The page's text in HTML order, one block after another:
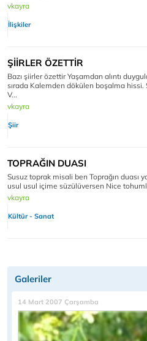
vkayra
İlişkiler
ŞİİRLER ÖZETTİR
Bazı şiirler özettir Yaşamdan alıntı
sırada Kalemden dökülen boşalma hissi.
V...
vkayra
Şiir
TOPRAĞIN DUASI
Susuz toprak misali ben Toprağın duası
usul usul içime süzülüversen Nice
vkayra
Kültür - Sanat
Galeriler
14 Mart 2007 Çarşamba